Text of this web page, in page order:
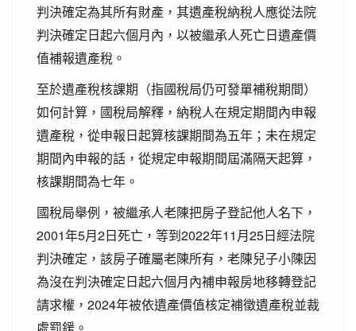
判決確定為其所有財產，其遺產稅納稅人應從法院
判決確定日起六個月內，以被繼承人死亡日遺產價
值補報遺產稅。
至於遺產稅核課期（指國稅局仍可發單補稅期間）
如何計算，國稅局解釋，納稅人在規定期間內申報
遺產稅，從申報日起算核課期間為五年；未在規定
期間內申報的話，從規定申報期間屆滿隔天起算，
核課期間為七年。
國稅局舉例，被繼承人老陳把房子登記他人名下，
2001年5月2日死亡，等到2022年11月25日經法院
判決確定，該房子確屬老陳所有，老陳兒子小陳因
為沒在判決確定日起六個月內補申報房地移轉登記
請求權，2024年被依遺產價值核定補徵遺產稅並裁